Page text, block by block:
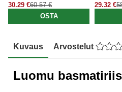
30.29 €60.57 €
OSTA
29.32 €
Kuvaus Arvostelut
Luomu